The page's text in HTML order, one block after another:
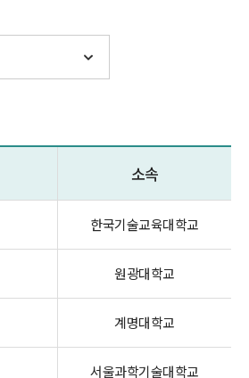
소속
한국기술교육대학교
원광대학교
계명대학교
서울과학기술대학교